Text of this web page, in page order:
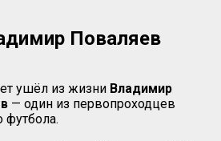
Поваляев
ушёл из жизни Владимир
— один из первопроходцев
футбола.